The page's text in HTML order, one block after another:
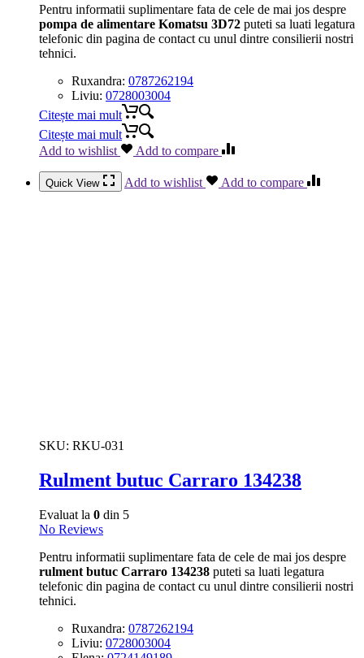
Pentru informatii suplimentare fata de cele de mai jos despre
pompa de alimentare Komatsu 3D72 puteti sa luati legatura
telefonic din pagina de contact cu unul dintre consilierii nostri
tehnici.
Ruxandra: 0787262194
Liviu: 0728003004
Citește mai mult
Citește mai mult
Add to wishlist
Add to compare
Quick View Add to wishlist Add to compare
SKU: RKU-031
Rulment butuc Carraro 134238
Evaluat la 0 din 5
No Reviews
Pentru informatii suplimentare fata de cele de mai jos despre
rulment butuc Carraro 134238 puteti sa luati legatura
telefonic din pagina de contact cu unul dintre consilierii nostri
tehnici.
Ruxandra: 0787262194
Liviu: 0728003004